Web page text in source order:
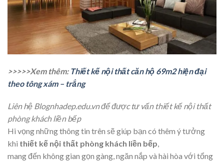
>>>>>Xem thêm: Thiết kế nội thất căn hộ 69m2 hiện đại
theo tông xám – trắng
Liên hệ Blognhadep.edu.vn để được tư vấn thiết kế nội thất
phòng khách liền bếp
Hi vọng những thông tin trên sẽ giúp bạn có thêm ý tưởng
khi thiết kế nội thất phòng khách liền bếp,
mang đến không gian gọn gàng, ngăn nắp và hài hòa với tổng